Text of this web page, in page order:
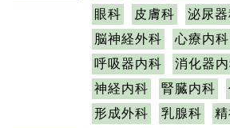
眼科
皮膚科 泌尿
脳神経外科
心療内科
呼吸器内科
消化器
神経内科
腎臓内科
形成外科
乳腺科